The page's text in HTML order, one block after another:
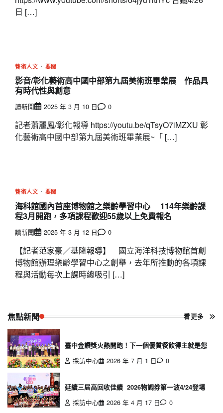
日 […]
藝術人文 要聞
影音/彰化藝術高中國中部第九屆美術班畢業展 作品具
有時代性與創意
讀新聞 2025 年 3 月 10 日 0
記者蕭麗鳳/彰化報導 https://youtu.be/qTsyO7iMZXU 彰
化藝術高中國中部第九屆美術班畢業展~「 […]
藝術人文 要聞
海科館國內首座博物館之樂齡學習中心 114年樂齡課
程3月開跑，多項課程歡迎55歲以上免費報名
讀新聞 2025 年 3 月 12 日 0
【記者范家豪／基隆報導】 國立海洋科技博物館首創
博物館辦理樂齡學習中心之創舉，去年所推動的各項課
程與活動每次上課時總吸引 […]
焦點新聞 看更多
臺中金饌獎火熱開跑！下一個優質餐飲得主就是您
採訪中心
2026 年 7 月 1 日 0
延續三屆高回收佳績 2026物調券第一波4/24登場
採訪中心
2026 年 4 月 17 日 0